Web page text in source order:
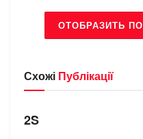
ОТОБРАЗИТЬ
Схожі Публікації
БРЕНДИ
2S